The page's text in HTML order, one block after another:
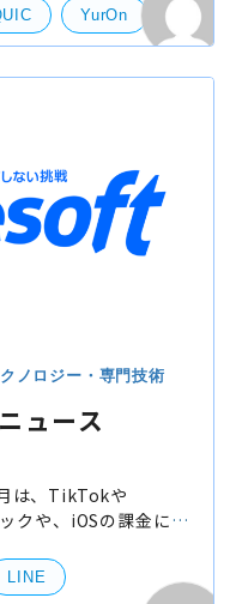
YurOn
Andoroid
ノロジー・専門技術
ュース
は、TikTokや
クや、iOSの課金に対
た。 スマホビ
LINE